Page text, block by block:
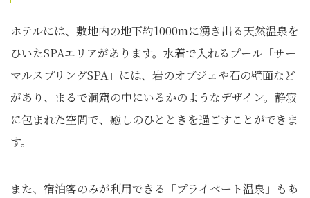
ホテルには、敷地内の地下約1000mに湧き出る天然温泉を
ひいたSPAエリアがあります。水着で入れるプール「サー
マルスプリングSPA」には、岩のオブジェや石の壁面など
があり、まるで洞窟の中にいるかのようなデザイン。静寂
に包まれた空間で、癒しのひとときを過ごすことができま
す。
また、宿泊客のみが利用できる「プライベート温泉」もあ